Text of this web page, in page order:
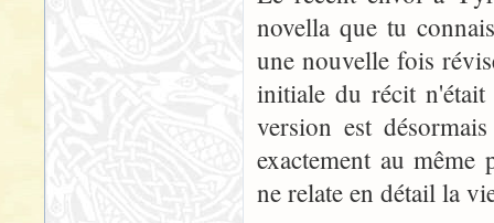
novella que tu
une nouvelle fois
initiale du récit
version est
exactement au
ne relate en détail la